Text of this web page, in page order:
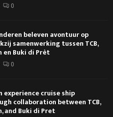
0
beleven avontuur op
samenwerking tussen TCB,
en Buki di Prèt
0
experience cruise ship
collaboration between TCB,
and Buki di Pret